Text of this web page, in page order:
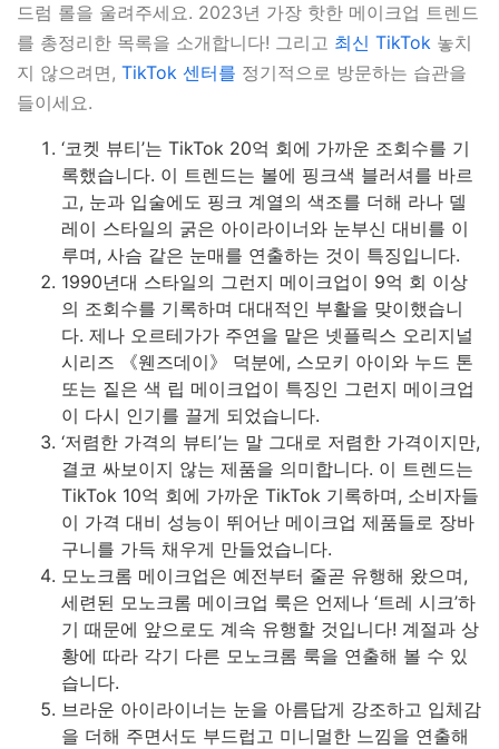
드럼 롤을 울려주세요. 2023년 가장 핫한 메이크업 트렌드
를 총정리한 목록을 소개합니다! 그리고 최신 TikTok 놓치
지 않으려면, TikTok 센터를 정기적으로 방문하는 습관을
들이세요.
‘코켓 뷰티’는 TikTok 20억 회에 가까운 조회수를 기
록했습니다. 이 트렌드는 볼에 핑크색 블러셔를 바르
고, 눈과 입술에도 핑크 계열의 색조를 더해 라나 델
레이 스타일의 굵은 아이라이너와 눈부신 대비를 이
루며, 사슴 같은 눈매를 연출하는 것이 특징입니다.
1990년대 스타일의 그런지 메이크업이 9억 회 이상
의 조회수를 기록하며 대대적인 부활을 맞이했습니
다. 제나 오르테가가 주연을 맡은 넷플릭스 오리지널
시리즈 《웬즈데이》 덕분에, 스모키 아이와 누드 톤
또는 짙은 색 립 메이크업이 특징인 그런지 메이크업
이 다시 인기를 끌게 되었습니다.
‘저렴한 가격의 뷰티’는 말 그대로 저렴한 가격이지만,
결코 싸보이지 않는 제품을 의미합니다. 이 트렌드는
TikTok 10억 회에 가까운 TikTok 기록하며, 소비자들
이 가격 대비 성능이 뛰어난 메이크업 제품들로 장바
구니를 가득 채우게 만들었습니다.
모노크롬 메이크업은 예전부터 줄곧 유행해 왔으며,
세련된 모노크롬 메이크업 룩은 언제나 ‘트레 시크’하
기 때문에 앞으로도 계속 유행할 것입니다! 계절과 상
황에 따라 각기 다른 모노크롬 룩을 연출해 볼 수 있
습니다.
브라운 아이라이너는 눈을 아름답게 강조하고 입체감
을 더해 주면서도 부드럽고 미니멀한 느낌을 연출해